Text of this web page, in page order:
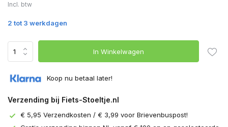
Incl. btw
2 tot 3 werkdagen
In Winkelwagen
Koop nu betaal later!
Verzending bij Fiets-Stoeltje.nl
€ 5,95 Verzendkosten / € 3,99 voor Brievenbuspost!